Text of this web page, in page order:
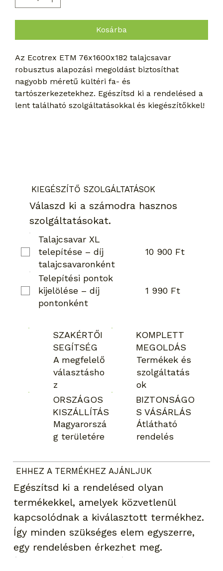
KIEGÉSZÍTŐ SZOLGÁLTATÁSOK
Válaszd ki a számodra hasznos
szolgáltatásokat.
Talajcsavar XL
telepítése – díj
talajcsavaronként
10 900 Ft
Telepítési pontok
kijelölése – díj
pontonként
1 990 Ft
SZAKÉRTŐI
SEGÍTSÉG
A megfelelő
választásho
z
KOMPLETT
MEGOLDÁS
Termékek és
szolgáltatás
ok
ORSZÁGOS
KISZÁLLÍTÁS
Magyarorszá
g területére
BIZTONSÁGO
S VÁSÁRLÁS
Átlátható
rendelés
EHHEZ A TERMÉKHEZ AJÁNLJUK
Egészítsd ki a rendelésed olyan
termékekkel, amelyek közvetlenül
kapcsolódnak a kiválasztott termékhez.
Így minden szükséges elem egyszerre,
egy rendelésben érkezhet meg.
Kosárba
Az Ecotrex ETM 76x1600x182 talajcsavar
robusztus alapozási megoldást biztosíthat
nagyobb méretű kültéri fa- és
tartószerkezetekhez. Egészítsd ki a rendelésed a
lent található szolgáltatásokkal és kiegészítőkkel!